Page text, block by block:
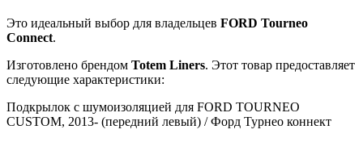
Это идеальный выбор для владельцев FORD Tourneo
Connect.
Изготовлено брендом Totem Liners. Этот товар предоставляет
следующие характеристики:
Подкрылок с шумоизоляцией для FORD TOURNEO
CUSTOM, 2013- (передний левый) / Форд Турнео коннект